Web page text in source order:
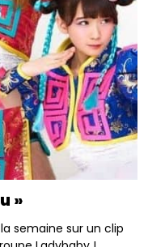
»
semaine sur un clip